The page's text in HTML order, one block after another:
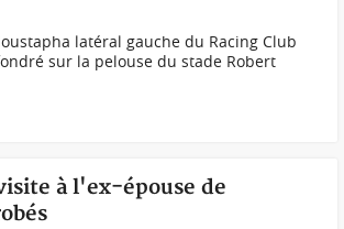
latéral gauche du Racing Club
sur la pelouse du stade Robert
à l'ex-épouse de